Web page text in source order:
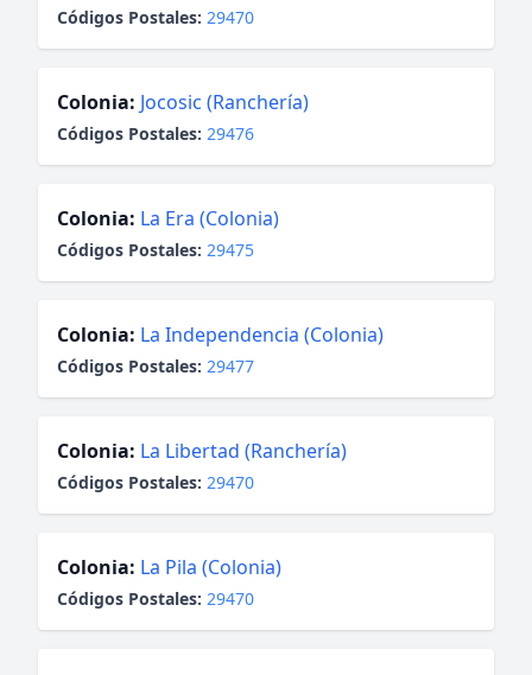
Códigos Postales: 29470
Colonia: Jocosic (Ranchería)
Códigos Postales: 29476
Colonia: La Era (Colonia)
Códigos Postales: 29475
Colonia: La Independencia (Colonia)
Códigos Postales: 29477
Colonia: La Libertad (Ranchería)
Códigos Postales: 29470
Colonia: La Pila (Colonia)
Códigos Postales: 29470